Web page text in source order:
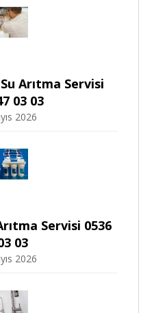
Arıtma Servisi
03 03
2026
Servisi 0536
03
2026